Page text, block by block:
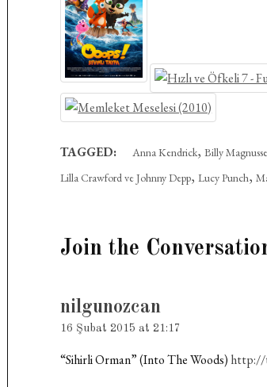
TAGGED: Anna Kendrick,Billy
Lilla Crawford ve Johnny Depp,Lucy Punch,
Join the
nilgunozcan
16 Şubat 2015 at 21:17
“Sihirli Orman” (Into The Woods) http://